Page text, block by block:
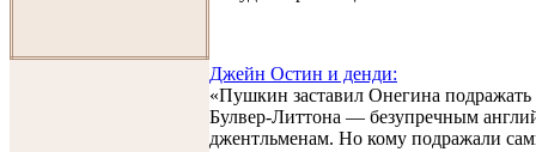
Джейн Остин и денди:
«Пушкин заставил Онегина подражать
Булвер-Литтона — безупречным
джентльменам. Но кому подражали